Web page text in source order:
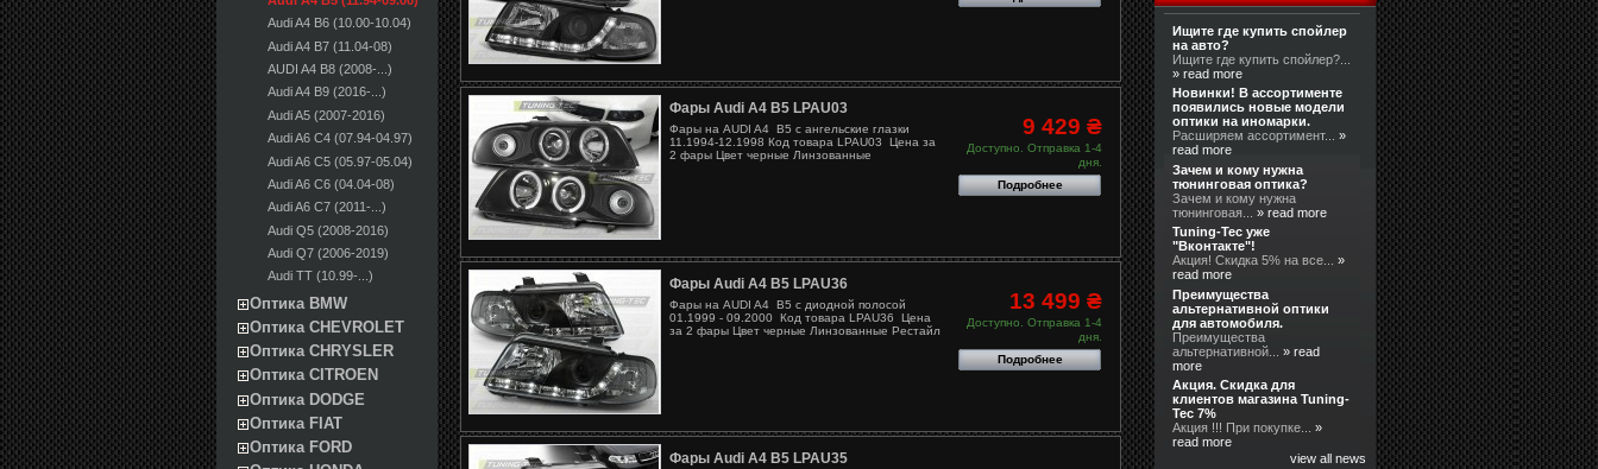
Audi A4 B6 (10.00-10.04)
Audi A4 B7 (11.04-08)
AUDI A4 B8 (2008-...)
Audi A4 B9 (2016-...)
Audi A5 (2007-2016)
Audi A6 C4 (07.94-04.97)
Audi A6 C5 (05.97-05.04)
Audi A6 C6 (04.04-08)
Audi A6 C7 (2011-...)
Audi Q5 (2008-2016)
Audi Q7 (2006-2019)
Audi TT (10.99-...)
Оптика BMW
Оптика CHEVROLET
Оптика CHRYSLER
Оптика CITROEN
Оптика DODGE
Оптика FIAT
Оптика FORD
Фары Audi A4 B5 LPAU03
Фары на AUDI A4 B5 с ангельские глазки
11.1994-12.1998 Код товара LPAU03 Цена за
2 фары Цвет черные Линзованные
9 429 ₴
Доступно. Отправка 1-4
дня.
Подробнее
Фары Audi A4 B5 LPAU36
Фары на AUDI A4 B5 с диодной полосой
01.1999 - 09.2000 Код товара LPAU36 Цена
за 2 фары Цвет черные Линзованные Рестайл
13 499 ₴
Доступно. Отправка 1-4
дня.
Подробнее
Фары Audi A4 B5 LPAU35
Ищите где купить спойлер
на авто?
Ищите где купить спойлер?...
» read more
Новинки! В ассортименте
появились новые модели
оптики на иномарки.
Расширяем ассортимент...»
read more
Зачем и кому нужна
тюнинговая оптика?
Зачем и кому нужна
тюнинговая...» read more
Tuning-Tec уже
"Вконтакте"!
Акция! Скидка 5% на все...»
read more
Преимущества
альтернативной оптики
для автомобиля.
Преимущества
альтернативной...» read
more
Акция. Скидка для
клиентов магазина Tuning-
Tec 7%
Акция !!! При покупке...»
read more
view all news